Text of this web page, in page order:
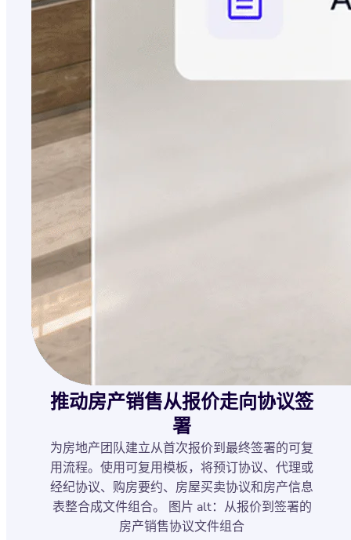
推动房产销售从报价走向协议签
署
为房地产团队建立从首次报价到最终签署的可复
用流程。使用可复用模板，将预订协议、代理或
经纪协议、购房要约、房屋买卖协议和房产信息
表整合成文件组合。 图片 alt：从报价到签署的
房产销售协议文件组合